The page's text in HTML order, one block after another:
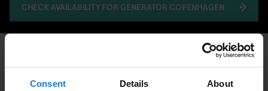
Consent Details About
CHECK AVAILABILITY FOR GENERATOR COPENHAGEN